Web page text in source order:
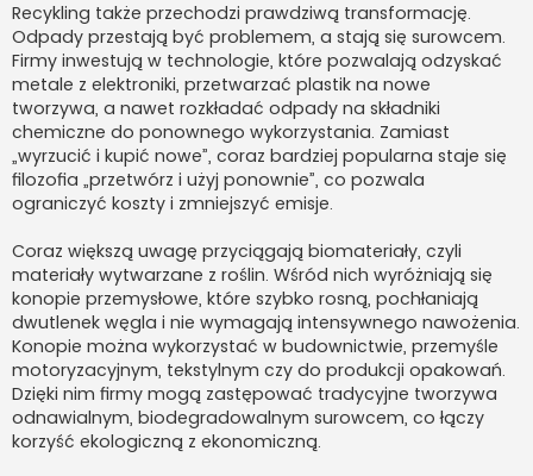
Recykling także przechodzi prawdziwą transformację.
Odpady przestają być problemem, a stają się surowcem.
Firmy inwestują w technologie, które pozwalają odzyskać
metale z elektroniki, przetwarzać plastik na nowe
tworzywa, a nawet rozkładać odpady na składniki
chemiczne do ponownego wykorzystania. Zamiast
„wyrzucić i kupić nowe”, coraz bardziej popularna staje się
filozofia „przetwórz i użyj ponownie”, co pozwala
ograniczyć koszty i zmniejszyć emisje.
Coraz większą uwagę przyciągają biomateriały, czyli
materiały wytwarzane z roślin. Wśród nich wyróżniają się
konopie przemysłowe, które szybko rosną, pochłaniają
dwutlenek węgla i nie wymagają intensywnego nawożenia.
Konopie można wykorzystać w budownictwie, przemyśle
motoryzacyjnym, tekstylnym czy do produkcji opakowań.
Dzięki nim firmy mogą zastępować tradycyjne tworzywa
odnawialnym, biodegradowalnym surowcem, co łączy
korzyść ekologiczną z ekonomiczną.